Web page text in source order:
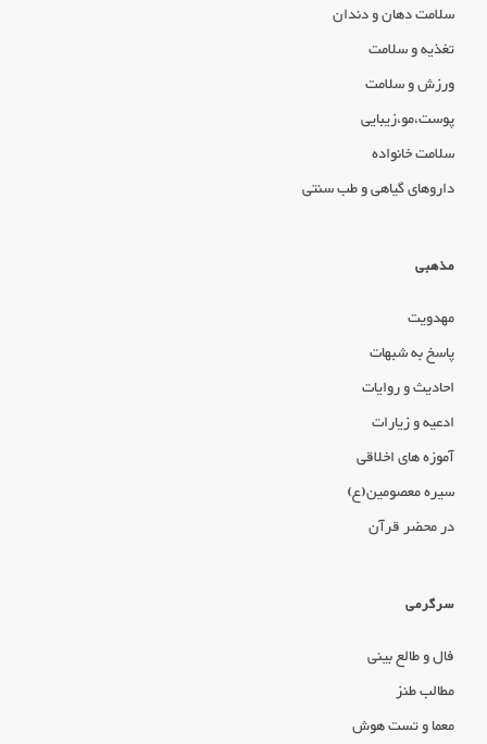
سلامت دهان و دندان
تغذیه و سلامت
ورزش و سلامت
پوست،مو،زیبایی
سلامت خانواده
داروهای گیاهی و طب سنتی
مذهبی
مهدویت
پاسخ به شبهات
احادیث و روایات
ادعیه و زیارات
آموزه های اخلاقی
سیره معصومین(ع)
در محضر قرآن
سرگرمی
فال و طالع بینی
مطالب طنز
معما و تست هوش